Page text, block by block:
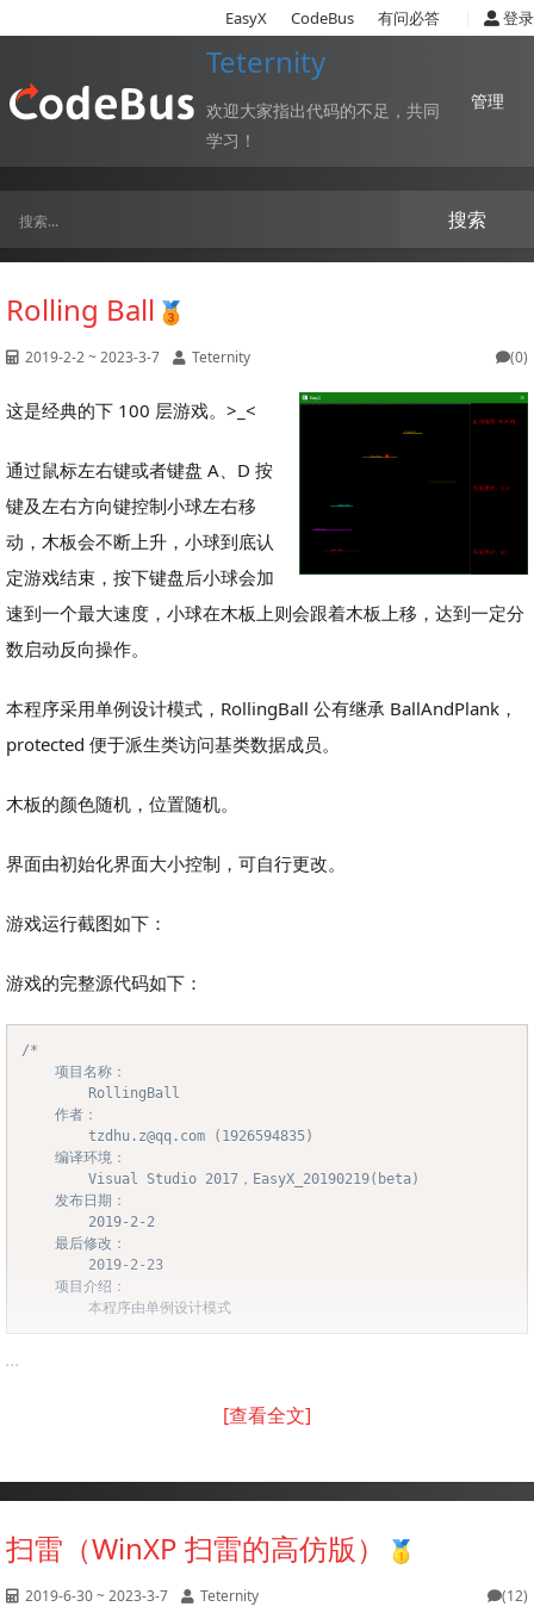
EasyX CodeBus 有问必答 登录
Teternity
欢迎大家指出代码的不足，共同
学习！
管理
Rolling Ball
2019-2-2 ~ 2023-3-7 Teternity (0)
这是经典的下 100 层游戏。>_<
通过鼠标左右键或者键盘 A、D 按
键及左右方向键控制小球左右移
动，木板会不断上升，小球到底认
定游戏结束，按下键盘后小球会加
速到一个最大速度，小球在木板上则会跟着木板上移，达到一定分
数启动反向操作。
本程序采用单例设计模式，RollingBall 公有继承 BallAndPlank，
protected 便于派生类访问基类数据成员。
木板的颜色随机，位置随机。
界面由初始化界面大小控制，可自行更改。
游戏运行截图如下：
游戏的完整源代码如下：
/*
		本程序由单例设计模式
...
[查看全文]
扫雷（WinXP 扫雷的高仿版）
2019-6-30 ~ 2023-3-7 Teternity (12)
搜索